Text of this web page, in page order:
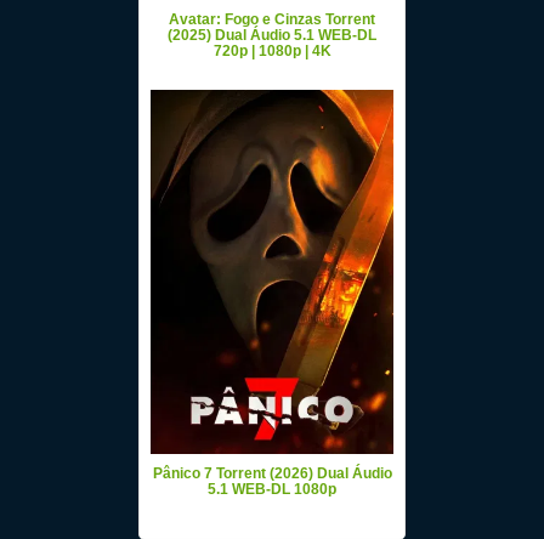
Avatar: Fogo e Cinzas Torrent
(2025) Dual Áudio 5.1 WEB-DL
720p | 1080p | 4K
Pânico 7 Torrent (2026) Dual Áudio
5.1 WEB-DL 1080p